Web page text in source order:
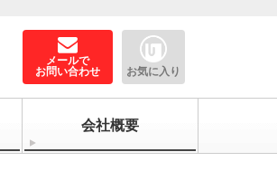
メールで
お問い合わせ お気に入り
会社概要